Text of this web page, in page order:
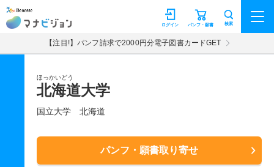
マナビジョン パンフ・願書
ログイン 検索
【注目!】パンフ請求で2000円分電子図書カードGET
ほっかいどう
北海道大学
国立大学 北海道
パンフ・願書取り寄せ